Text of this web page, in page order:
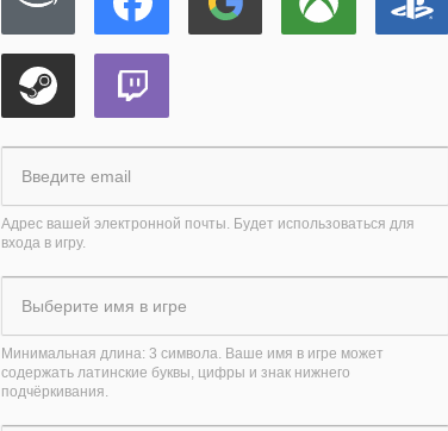
Адрес вашей электронной почты. Будет использоваться для
входа в игру.
Минимальная длина: 3 символа. Ваше имя в игре может
содержать латинские буквы, цифры и знак нижнего
подчёркивания.